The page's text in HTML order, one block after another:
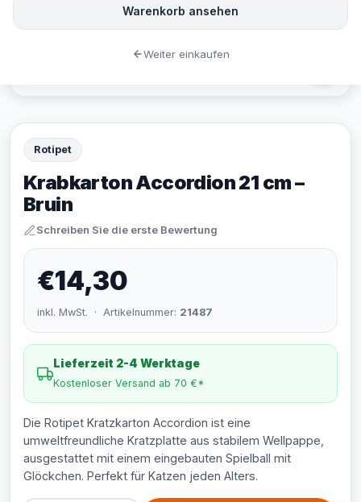
Rotipet
Krabkarton Accordion 21 cm –
Bruin
Schreiben Sie die erste Bewertung
€14,30
inkl. MwSt. · Artikelnummer: 21487
Lieferzeit 2-4 Werktage
Kostenloser Versand ab 70 €*
Die Rotipet Kratzkarton Accordion ist eine
umweltfreundliche Kratzplatte aus stabilem Wellpappe,
ausgestattet mit einem eingebauten Spielball mit
Glöckchen. Perfekt für Katzen jeden Alters.
Warenkorb ansehen
Weiter einkaufen